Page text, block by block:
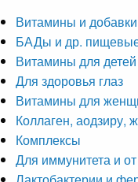
Витамины и добавки
БАДы и др.
Витамины для детей
Для здоровья глаз
Витамины для
Коллаген, аодзиру,
Комплексы
Для иммунитета и